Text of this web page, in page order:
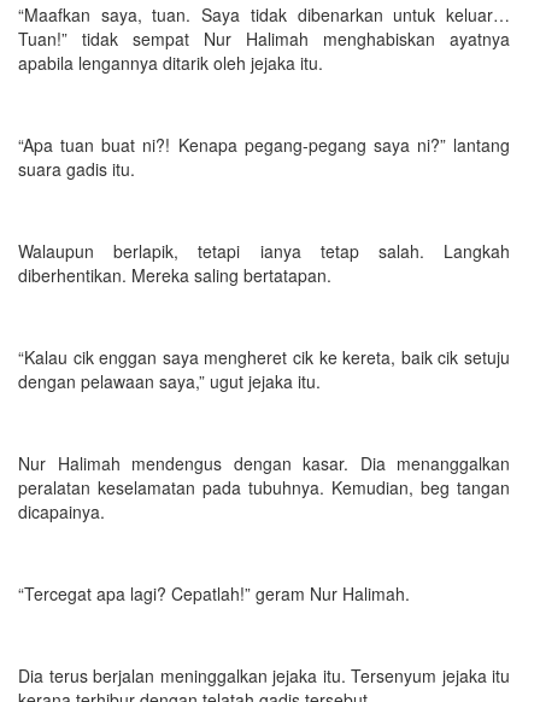
“Maafkan saya, tuan. Saya tidak dibenarkan untuk keluar…
Tuan!” tidak sempat Nur Halimah menghabiskan ayatnya
apabila lengannya ditarik oleh jejaka itu.
“Apa tuan buat ni?! Kenapa pegang-pegang saya ni?” lantang
suara gadis itu.
Walaupun berlapik, tetapi ianya tetap salah. Langkah
diberhentikan. Mereka saling bertatapan.
“Kalau cik enggan saya mengheret cik ke kereta, baik cik setuju
dengan pelawaan saya,” ugut jejaka itu.
Nur Halimah mendengus dengan kasar. Dia menanggalkan
peralatan keselamatan pada tubuhnya. Kemudian, beg tangan
dicapainya.
“Tercegat apa lagi? Cepatlah!” geram Nur Halimah.
Dia terus berjalan meninggalkan jejaka itu. Tersenyum jejaka itu